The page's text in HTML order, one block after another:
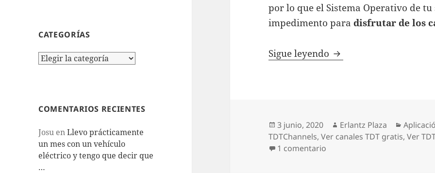
CATEGORÍAS
Categorías
COMENTARIOS RECIENTES
Josu enLlevo prácticamente
un mes con un vehículo
eléctrico y tengo que decir que
…
por lo que el Sistema Operativo de
impedimento para disfrutar de los
Sigue leyendo TDTChannels: cómo
Publicado
el
3 junio, 2020 Autor
Erlantz Plaza
TDTChannels,Ver canales TDT gratis,Ver
1 comentario